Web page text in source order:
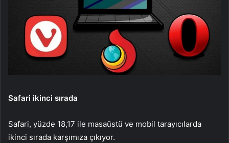
Safari ikinci sırada
Safari, yüzde 18,17 ile masaüstü ve mobil tarayıcılarda
ikinci sırada karşımıza çıkıyor.